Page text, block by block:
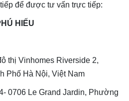
để được tư vấn trực tiếp:
HIẾU
thị Vinhomes Riverside 2,
Phố Hà Nội, Việt Nam
0706 Le Grand Jardin, Phường